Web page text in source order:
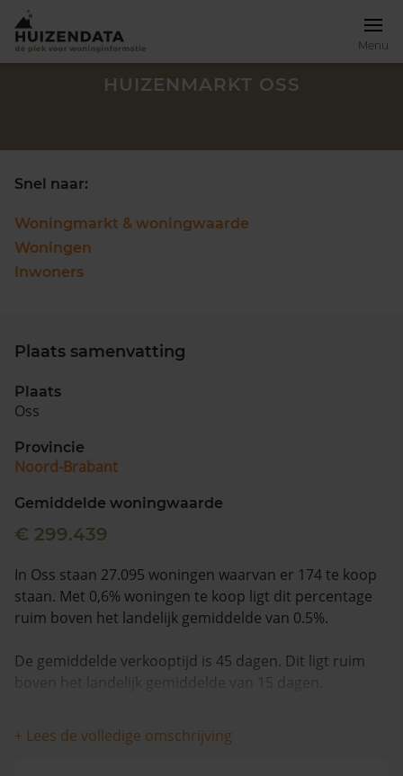
Menu
Zoek een woning
088 220 4200
Maandag t/m vrijdag - 08:00 -18:00
HUIZENMARKT OSS
Snel naar:
Woningmarkt & woningwaarde
Woningen
Inwoners
Plaats samenvatting
Plaats
Oss
Provincie
Noord-Brabant
Gemiddelde woningwaarde
€ 299.439
In Oss staan 27.095 woningen waarvan er 174 te koop
staan. Met 0,6% woningen te koop ligt dit percentage
ruim boven het landelijk gemiddelde van 0.5%.
De gemiddelde verkooptijd is 45 dagen. Dit ligt ruim
boven het landelijk gemiddelde van 15 dagen.
Wanneer we naar de laatste 12 maanden kijken
worden appartementen gemiddeld voor €273.765
+ Lees de volledige omschrijving